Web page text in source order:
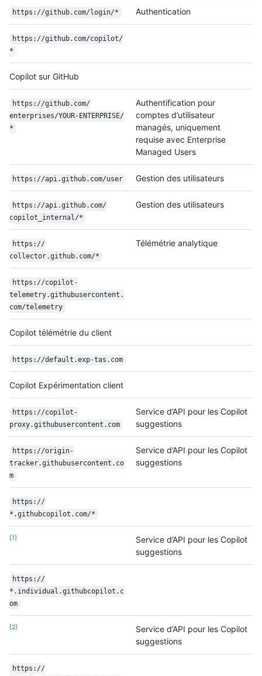
https://github.com/login/* Authentication
https://github.com/copilot/
*
Copilot sur GitHub
https://github.com/
enterprises/YOUR-ENTERPRISE/
*
Authentification pour
comptes d’utilisateur
managés, uniquement
requise avec Enterprise
Managed Users
https://api.github.com/user Gestion des utilisateurs
https://api.github.com/
copilot_internal/*
Gestion des utilisateurs
https://
collector.github.com/*
Télémétrie analytique
https://copilot-
telemetry.githubusercontent.
com/telemetry
Copilot télémétrie du client
https://default.exp-tas.com
Copilot Expérimentation client
https://copilot-
proxy.githubusercontent.com
Service d’API pour les Copilot
suggestions
https://origin-
tracker.githubusercontent.co
m
Service d’API pour les Copilot
suggestions
https://
*.githubcopilot.com/*
1
Service d’API pour les Copilot
suggestions
https://
*.individual.githubcopilot.c
om
2
Service d’API pour les Copilot
suggestions
https://